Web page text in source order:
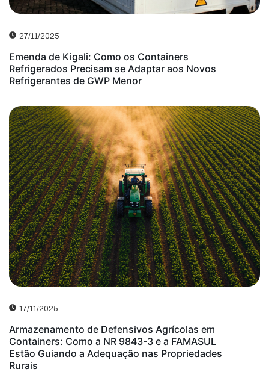
27/11/2025
Emenda de Kigali: Como os Containers
Refrigerados Precisam se Adaptar aos Novos
Refrigerantes de GWP Menor
17/11/2025
Armazenamento de Defensivos Agrícolas em
Containers: Como a NR 9843-3 e a FAMASUL
Estão Guiando a Adequação nas Propriedades
Rurais